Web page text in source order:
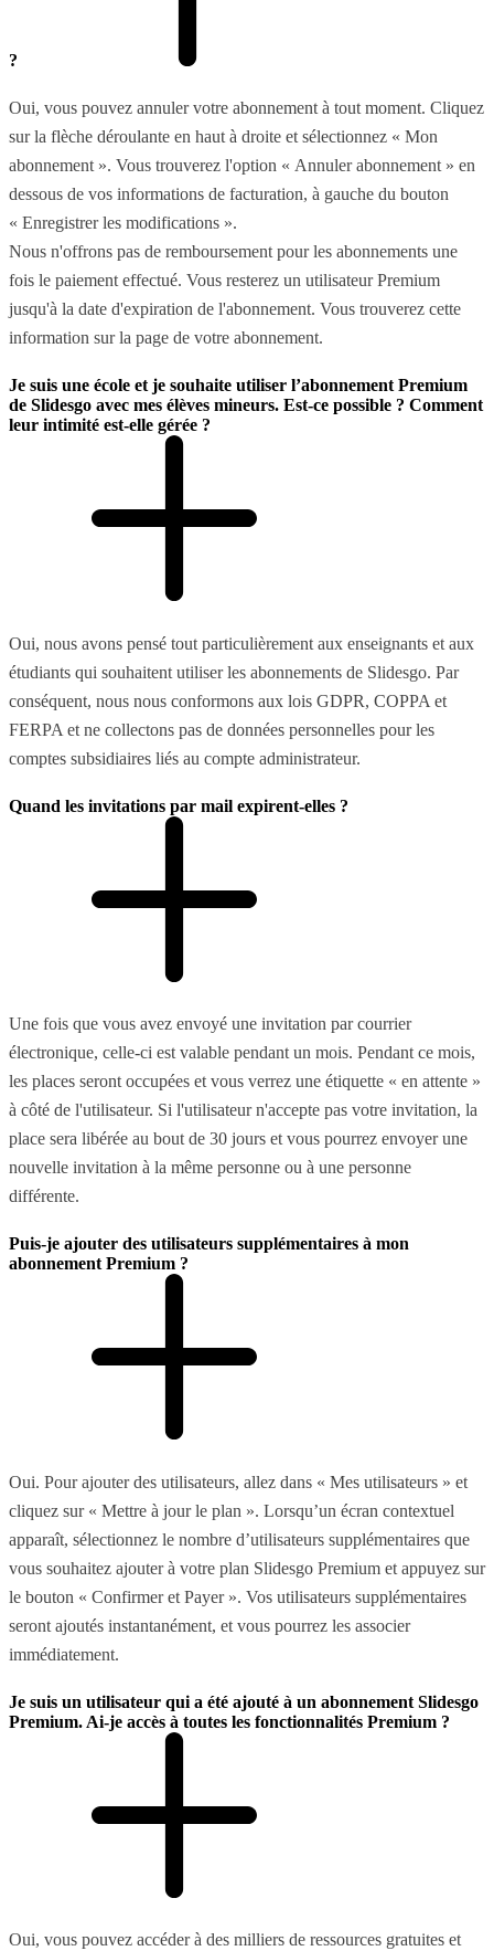
?
Oui, vous pouvez annuler votre abonnement à tout moment. Cliquez
sur la flèche déroulante en haut à droite et sélectionnez « Mon
abonnement ». Vous trouverez l'option « Annuler abonnement » en
dessous de vos informations de facturation, à gauche du bouton
« Enregistrer les modifications ».
Nous n'offrons pas de remboursement pour les abonnements une
fois le paiement effectué. Vous resterez un utilisateur Premium
jusqu'à la date d'expiration de l'abonnement. Vous trouverez cette
information sur la page de votre abonnement.
Je suis une école et je souhaite utiliser l’abonnement Premium
de Slidesgo avec mes élèves mineurs. Est-ce possible ? Comment
leur intimité est-elle gérée ?
Oui, nous avons pensé tout particulièrement aux enseignants et aux
étudiants qui souhaitent utiliser les abonnements de Slidesgo. Par
conséquent, nous nous conformons aux lois GDPR, COPPA et
FERPA et ne collectons pas de données personnelles pour les
comptes subsidiaires liés au compte administrateur.
Quand les invitations par mail expirent-elles ?
Une fois que vous avez envoyé une invitation par courrier
électronique, celle-ci est valable pendant un mois. Pendant ce mois,
les places seront occupées et vous verrez une étiquette « en attente »
à côté de l'utilisateur. Si l'utilisateur n'accepte pas votre invitation, la
place sera libérée au bout de 30 jours et vous pourrez envoyer une
nouvelle invitation à la même personne ou à une personne
différente.
Puis-je ajouter des utilisateurs supplémentaires à mon
abonnement Premium ?
Oui. Pour ajouter des utilisateurs, allez dans « Mes utilisateurs » et
cliquez sur « Mettre à jour le plan ». Lorsqu’un écran contextuel
apparaît, sélectionnez le nombre d’utilisateurs supplémentaires que
vous souhaitez ajouter à votre plan Slidesgo Premium et appuyez sur
le bouton « Confirmer et Payer ». Vos utilisateurs supplémentaires
seront ajoutés instantanément, et vous pourrez les associer
immédiatement.
Je suis un utilisateur qui a été ajouté à un abonnement Slidesgo
Premium. Ai-je accès à toutes les fonctionnalités Premium ?
Oui, vous pouvez accéder à des milliers de ressources gratuites et